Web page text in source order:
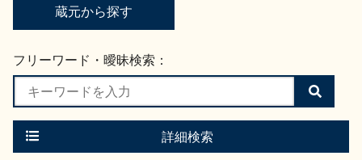
蔵元から探す
フリーワード・曖昧検索：
検
索
す
詳細検索